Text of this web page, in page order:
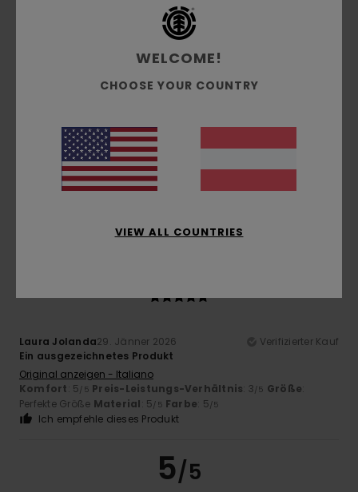
5/5
Client anonyme vérifié27. Februar 2026
Original anzeigen - Français
Komfort: 4/5 Preis-Leistungs-Verhältnis
Laura Jolanda29. Jänner 2026
Verifizierter Kauf
Ein ausgezeichnetes Produkt
Original anzeigen - Italiano
Komfort: 5/5 Preis-Leistungs-Verhältnis: 3/5 Größe:
Perfekte Größe Material: 5/5 Farbe: 5/5
Ich empfehle dieses Produkt
5/5
WELCOME!
CHOOSE YOUR COUNTRY
VIEW ALL COUNTRIES